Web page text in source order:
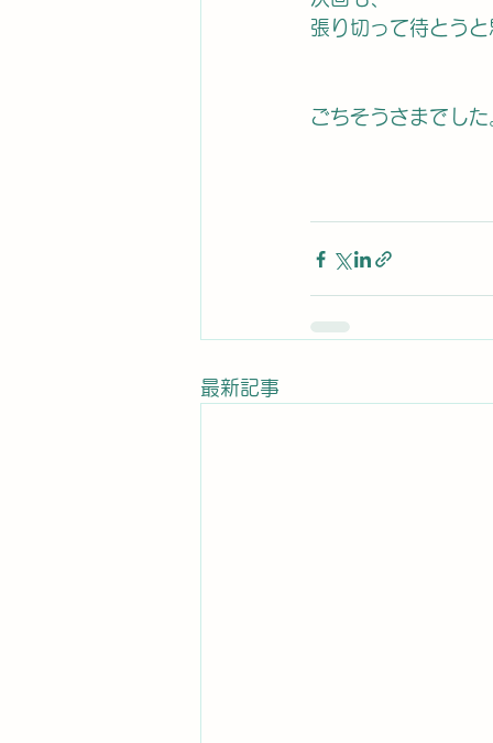
張り切って待とうと
ごちそうさまでした
最新記事